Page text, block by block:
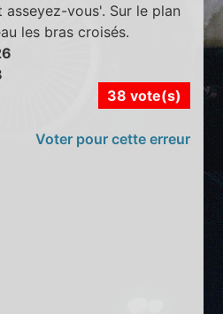
vous'. Sur le plan
les bras croisés.
38 vote(s)
Voter pour cette erreur